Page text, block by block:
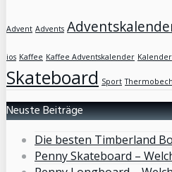
Advent Advents
ios Kaffee Kaffee Adventskalender Kalender
Skateboard Sport
Neuste Beiträge
Die besten Timberland
Penny Skateboard –